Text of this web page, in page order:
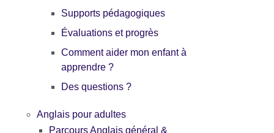
Supports pédagogiques
Évaluations et progrès
Comment aider mon enfant à
apprendre ?
Des questions ?
Anglais pour adultes
Parcours Anglais général &